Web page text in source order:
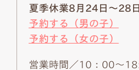
夏季休業8月24日～28日
予約する（男の子）
予約する（女の子）
営業時間／10：00～